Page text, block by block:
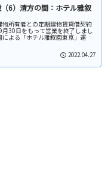
（6）清方の間：ホテル雅叙
所有者との定期建物賃貸借契約
30日をもって営業を終了しまし
よる「ホテル雅叙園東京」運営
2022.04.27